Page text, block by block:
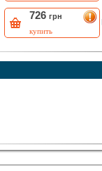
726 грн
купить